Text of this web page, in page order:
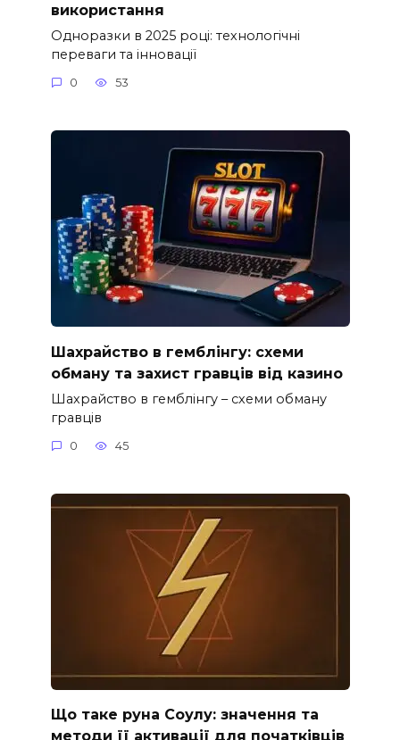
використання
Одноразки в 2025 році: технологічні
переваги та інновації
0 53
Шахрайство в гемблінгу: схеми
обману та захист гравців від казино
Шахрайство в гемблінгу – схеми обману
гравців
0 45
Що таке руна Соулу: значення та
методи її активації для початківців